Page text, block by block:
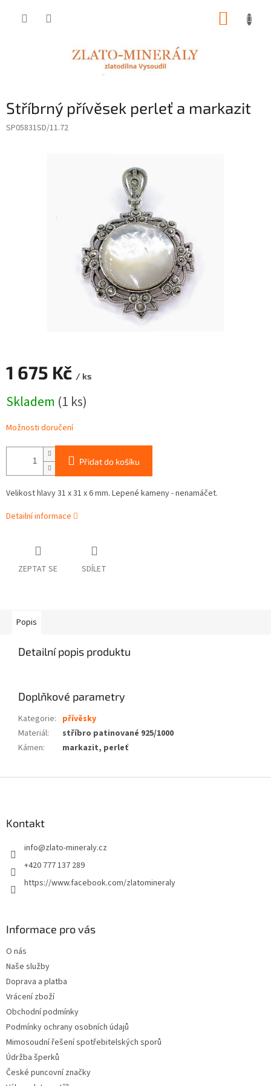
Stříbrný přívěsek perleť a markazit
SP05831SD/11.72
1 675 Kč / ks
cena:
Skladem (1 ks)
Možnosti doručení
Přidat do košíku
Velikost hlavy 31 x 31 x 6 mm. Lepené kameny - nenamáčet.
Detailní informace
ZEPTAT SE SDÍLET
Popis
Detailní popis produktu
Doplňkové parametry
Kategorie: přívěsky
Materiál:
stříbro patinované 925/1000
Kámen: markazit, perleť
Kontakt
info@zlato-mineraly.cz
+420 777 137 289
https://www.facebook.com/zlatomineraly
Informace pro vás
O nás
Naše služby
Doprava a platba
Vrácení zboží
Obchodní podmínky
Podmínky ochrany osobních údajů
Mimosoudní řešení spotřebitelských sporů
Údržba šperků
České puncovní značky